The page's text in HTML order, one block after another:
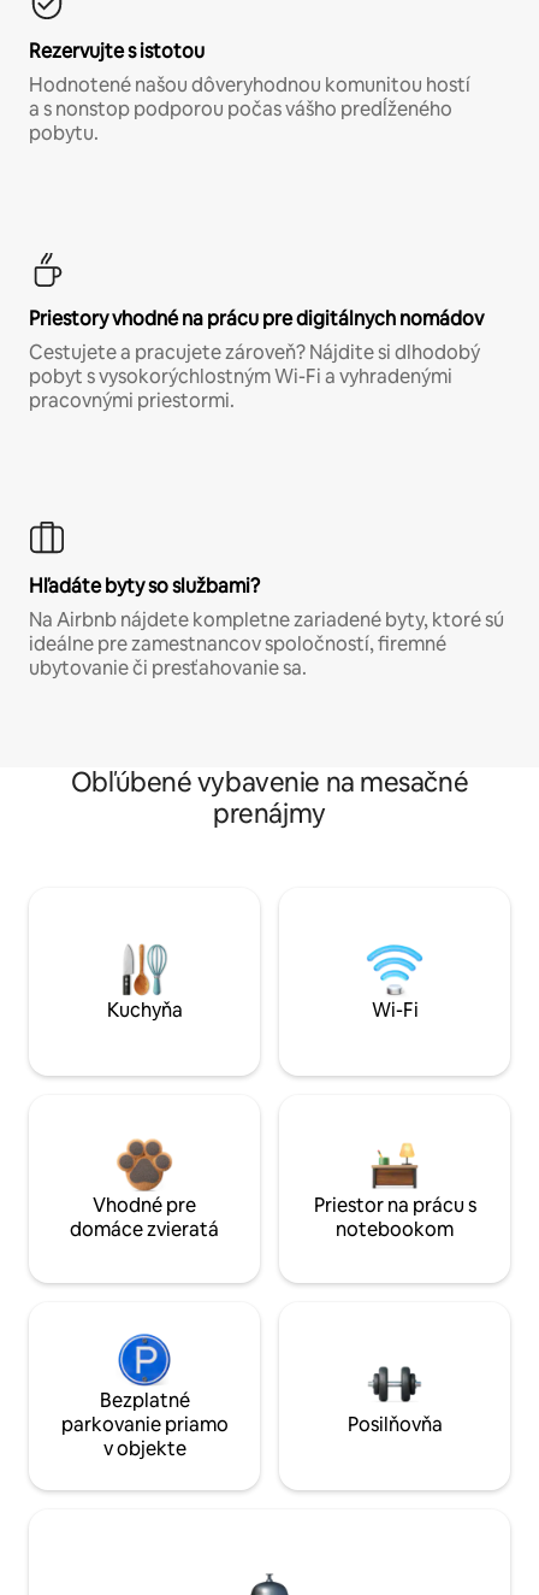
Rezervujte s istotou
Hodnotené našou dôveryhodnou komunitou hostí
a s nonstop podporou počas vášho predĺženého
pobytu.
Priestory vhodné na prácu pre digitálnych nomádov
Cestujete a pracujete zároveň? Nájdite si dlhodobý
pobyt s vysokorýchlostným Wi-Fi a vyhradenými
pracovnými priestormi.
Hľadáte byty so službami?
Na Airbnb nájdete kompletne zariadené byty, ktoré sú
ideálne pre zamestnancov spoločností, firemné
ubytovanie či presťahovanie sa.
Obľúbené vybavenie na mesačné
prenájmy
Kuchyňa Wi-Fi
Vhodné pre
domáce zvieratá
Priestor na prácu s
notebookom
Bezplatné
parkovanie priamo
v objekte
Posilňovňa